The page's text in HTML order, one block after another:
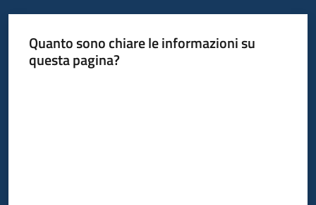
Quanto sono chiare le informazioni su
questa pagina?